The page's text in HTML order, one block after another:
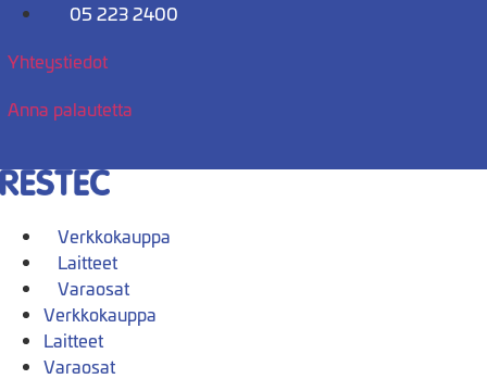
Mene
05 223 2400
Yhteystiedot
Anna palautetta
Verkkokauppa
Laitteet
Varaosat
Verkkokauppa
Laitteet
Varaosat